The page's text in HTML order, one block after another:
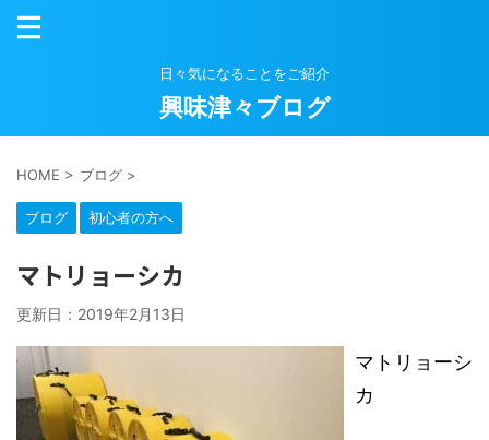
日々気になることをご紹介
興味津々ブログ
HOME > ブログ >
ブログ 初心者の方へ
マトリョーシカ
更新日： 2019年2月13日
マトリョーシ
カ